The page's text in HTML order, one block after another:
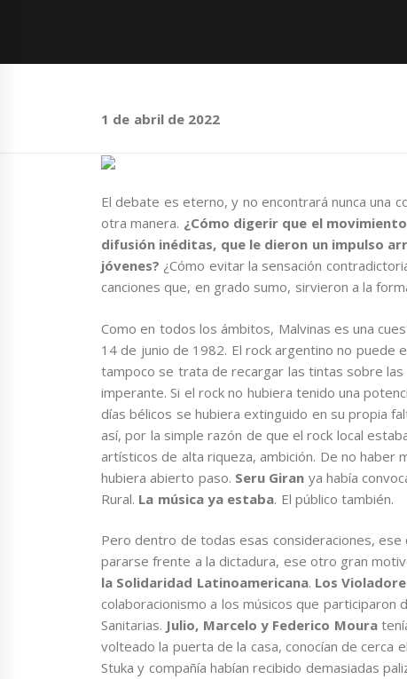
1 de abril de 2022
El debate es eterno, y no encontrará nunca una
otra manera. ¿Cómo digerir que el
difusión inéditas, que le dieron un impulso
jóvenes? ¿Cómo evitar la sensación
canciones que, en grado sumo, sirvieron a la
Como en todos los ámbitos, Malvinas es una
14 de junio de 1982. El rock argentino no puede
tampoco se trata de recargar las tintas sobre
imperante. Si el rock no hubiera tenido una
días bélicos se hubiera extinguido en su propia
así, por la simple razón de que el rock local
artísticos de alta riqueza, ambición. De no
hubiera abierto paso. Seru Giran ya había
Rural. La música ya estaba. El público también.
Pero dentro de todas esas consideraciones,
pararse frente a la dictadura, ese otro gran
la Solidaridad Latinoamericana. Los
colaboracionismo a los músicos que participaron
Sanitarias. Julio, Marcelo y Federico Moura
volteado la puerta de la casa, conocían de cerca
Stuka y compañía habían recibido demasiadas